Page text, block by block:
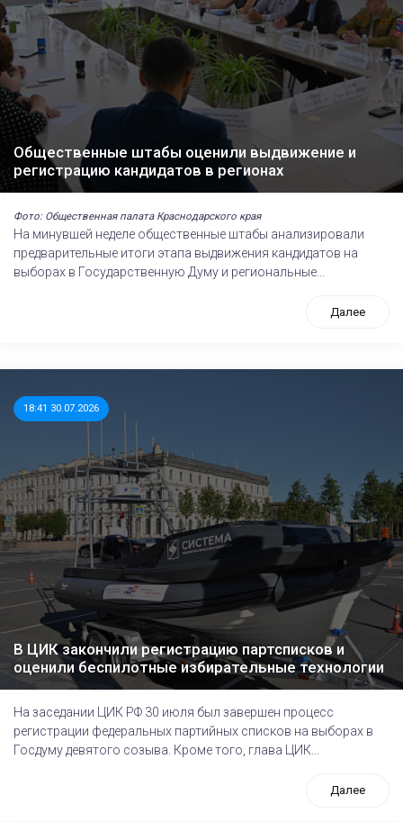
Общественные штабы оценили выдвижение и
регистрацию кандидатов в регионах
Фото: Общественная палата Краснодарского края
На минувшей неделе общественные штабы анализировали
предварительные итоги этапа выдвижения кандидатов на
выборах в Государственную Думу и региональные...
Далее
18:41 30.07.2026
В ЦИК закончили регистрацию партсписков и
оценили беспилотные избирательные технологии
На заседании ЦИК РФ 30 июля был завершен процесс
регистрации федеральных партийных списков на выборах в
Госдуму девятого созыва. Кроме того, глава ЦИК...
Далее